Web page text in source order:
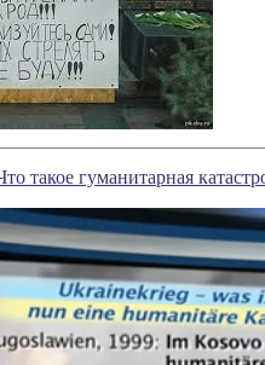
такое гуманитарная